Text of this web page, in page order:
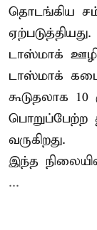
தொடங்கிய
ஏற்படுத்தியது.
டாஸ்மாக்
டாஸ்மாக்
கூடுதலாக
பொறுப்பேற்ற
வருகிறது.
இந்த
...